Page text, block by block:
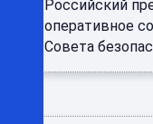
Российский
оперативное
Совета